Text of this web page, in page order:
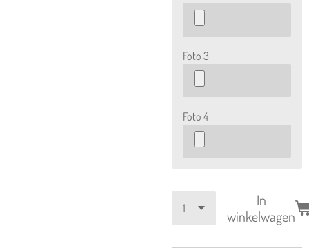
Foto 3
Foto 4
In
winkelwagen